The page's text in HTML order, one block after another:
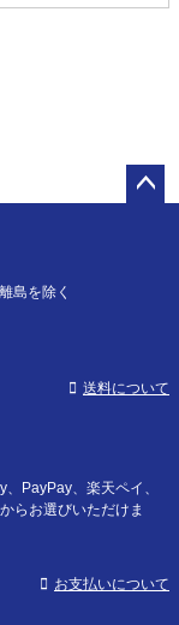
島を除く
送料について
PayPay、楽天ペイ、
らお選びいただけま
お支払いについて